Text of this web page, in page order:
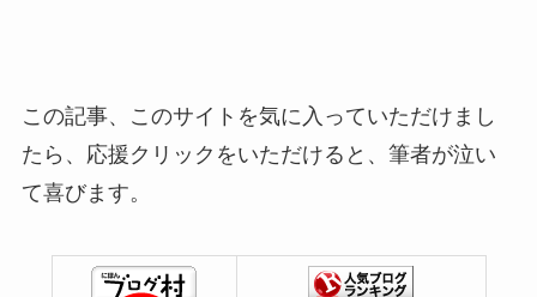
この記事、このサイトを気に入っていただけまし
たら、応援クリックをいただけると、筆者が泣い
て喜びます。